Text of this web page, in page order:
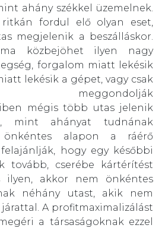
ahány székkel üzemelnek.
fordul elő olyan eset,
megjelenik a beszálláskor.
közbejöhet ilyen nagy
forgalom miatt lekésik
lekésik a gépet, vagy csak
meggondolják
mégis több utas jelenik
mint ahányat tudnának
önkéntes alapon a ráérő
hogy egy későbbi
tovább, cserébe kártérítést
ilyen, akkor nem önkéntes
néhány utast, akik nem
A profitmaximalizálást
a társaságoknak ezzel